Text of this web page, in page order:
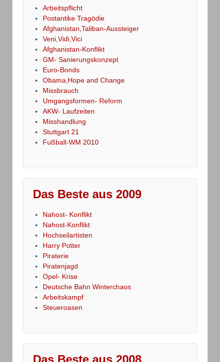
Arbeitspflicht
Postantike Tragödie
Afghanistan,Taliban-Aussteiger
Veni,Vidi,Vici
Afghanistan-Konflikt
GM- Sanierungskonzept
Euro-Bonds
Obama,Hope and Change
Missbrauch
Umgangsformen- Reform
AKW- Laufzeiten
Misshandlung
Stuttgart 21
Fußball-WM 2010
Das Beste aus 2009
Nahost- Konflikt
Nahost-Konflikt
Hochseilartisten
Harry Potter
Piraterie
Piratenjagd
Opel- Krise
Deutsche Bahn Winterchaos
Arbeitskampf
Steueroasen